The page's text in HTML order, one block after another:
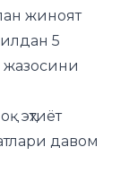
жиноят
5
жазосини
эҳтиёт
давом